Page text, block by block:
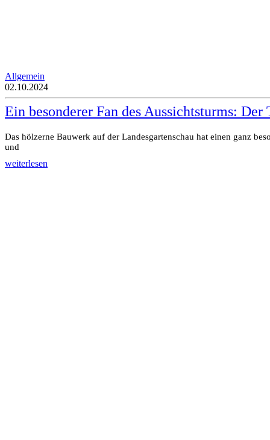
Allgemein
02.10.2024
Ein besonderer Fan des Aussichtsturms: Der
Das hölzerne Bauwerk auf der Landesgartenschau hat einen ganz
und
weiterlesen